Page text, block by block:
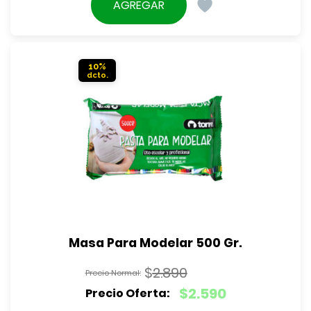
actual
AGREGAR
10%
Masa Para Modelar 500 Gr.
$2.890
El
$2.590